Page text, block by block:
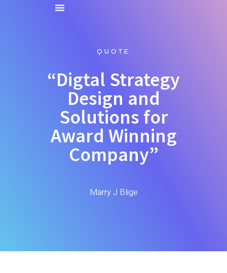
QUOTE
“Digtal Strategy
Design and
Solutions for
Award Winning
Company”
Marry J Blige